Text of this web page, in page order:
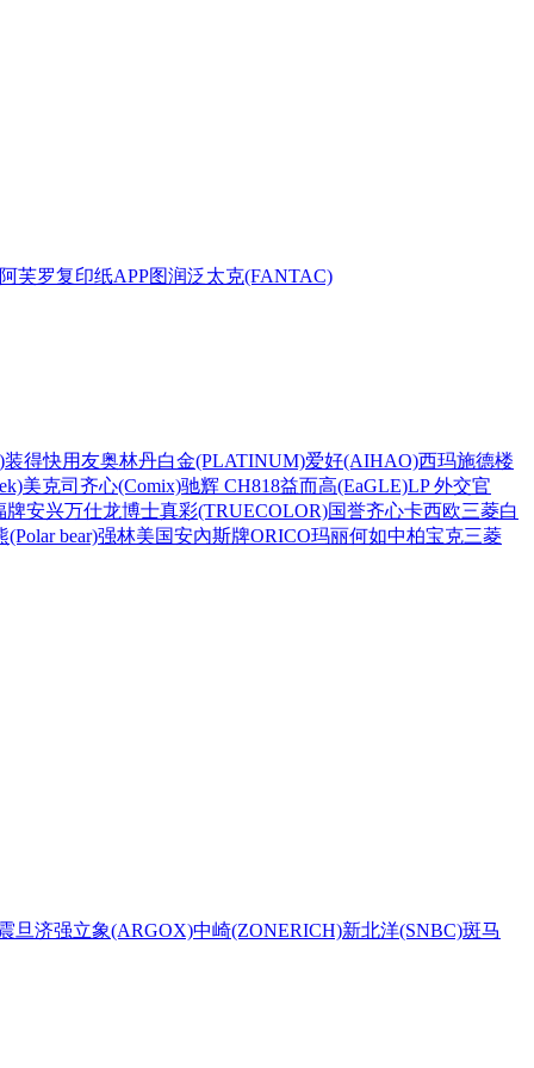
阿芙罗复印纸APP图润泛太克(FANTAC)
装得快用友奥林丹白金(PLATINUM)爱好(AIHAO)西玛施德楼
美克司 齐心(Comix)驰辉 CH818益而高(EaGLE)LP 外交官
牌安兴万仕龙博士真彩(TRUECOLOR)国誉齐心卡西欧三菱白
(Polar bear)强林美国安內斯牌ORICO玛丽何如中柏宝克三菱
旦济强立象(ARGOX)中崎(ZONERICH)新北洋(SNBC)斑马